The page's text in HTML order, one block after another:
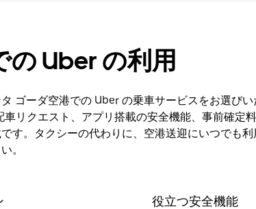
の Uber の利用
ゴーダ空港での Uber の乗車サービスをお選び
車リクエスト、アプリ搭載の安全機能、事前確定
す。タクシーの代わりに、空港送迎にいつでも
。
役立つ安全機能